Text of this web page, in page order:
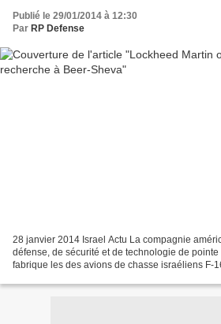
Publié le 29/01/2014 à 12:30
Par RP Defense
28 janvier 2014 Israel Actu La compagnie
défense, de sécurité et de technologie de
fabrique les des avions de chasse israéliens F-